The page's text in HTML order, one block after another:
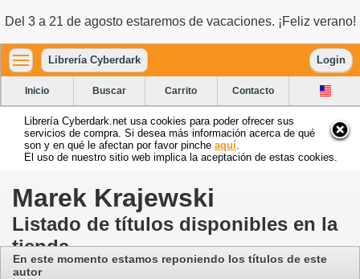
Del 3 a 21 de agosto estaremos de vacaciones. ¡Feliz verano!
Librería Cyberdark Login
Inicio Buscar Carrito Contacto
Librería Cyberdark.net usa cookies para poder ofrecer sus
servicios de compra. Si desea más información acerca de qué
son y en qué le afectan por favor pinche aquí
El uso de nuestro sitio web implica la aceptación de estas cookies.
Marek Krajewski
Listado de títulos disponibles en la
tienda
En este momento estamos reponiendo los títulos de este
autor